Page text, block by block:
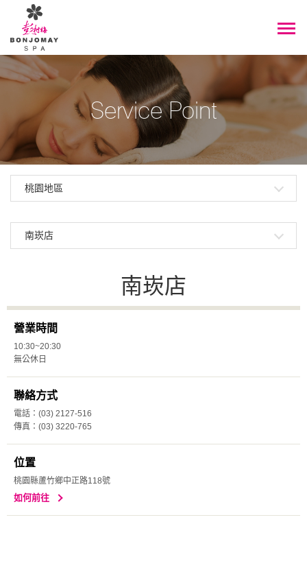
Service Point
桃園地區
南崁店
南崁店
營業時間
10:30~20:30
無公休日
聯絡方式
電話：(03) 2127-516
傳真：(03) 3220-765
位置
桃園縣蘆竹鄉中正路118號
如何前往